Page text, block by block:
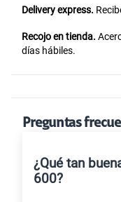
Delivery express.
Recojo en tienda.
días hábiles.
Preguntas
¿Qué tan
600?